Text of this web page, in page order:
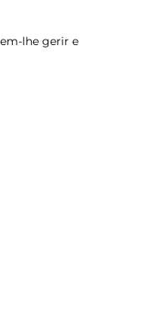
lhe gerir e